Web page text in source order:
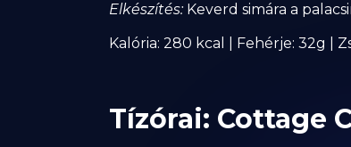
Elkészítés:Keverd simára a
Kalória: 280 kcal | Fehérje: 32g |
Tízórai: Cottage